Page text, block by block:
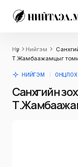
Нүүр Нийгэм
Т.Жамбаажамцыг
НИЙГЭМ
Санхүүгийн